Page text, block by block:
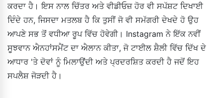
ਕਰਦਾ ਹੈ। ਇਸ ਨਾਲ ਚਿੱਤਰ ਅਤੇ ਵੀਡੀਓਜ਼ ਹੋਰ ਵੀ ਸਪੱਸ਼ਟ ਦਿਖਾਈ
ਦਿੰਦੇ ਹਨ, ਜਿਸਦਾ ਮਤਲਬ ਹੈ ਕਿ ਤੁਸੀਂ ਜੋ ਵੀ ਸਮੱਗਰੀ ਦੇਖਦੇ ਹੋ ਉਹ
ਆਪਣੇ ਸਭ ਤੋਂ ਵਧੀਆ ਰੂਪ ਵਿੱਚ ਹੋਵੇਗੀ। Instagram ਨੇ ਇੱਕ ਨਵੀਂ
ਸੂਝਵਾਨ ਐਨਹਾਂਸਮੈਂਟ ਦਾ ਐਲਾਨ ਕੀਤਾ, ਜੋ ਟਾਈਲ ਸ਼ੈਲੀ ਵਿੱਚ ਦਿੱਖ ਦੇ
ਆਧਾਰ 'ਤੇ ਦੋਵਾਂ ਨੂੰ ਮਿਲਾਉਂਦੀ ਅਤੇ ਪ੍ਰਦਰਸ਼ਿਤ ਕਰਦੀ ਹੈ ਜਦੋਂ ਇਹ
ਸਪਲੈਸ਼ ਜੋੜਦੀ ਹੈ।